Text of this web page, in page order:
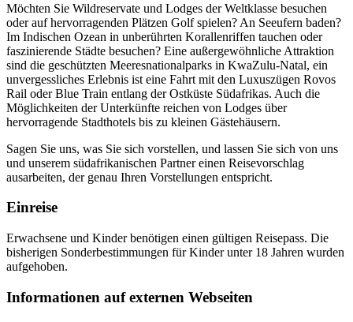
Möchten Sie Wildreservate und Lodges der Weltklasse besuchen
oder auf hervorragenden Plätzen Golf spielen? An Seeufern baden?
Im Indischen Ozean in unberührten Korallenriffen tauchen oder
faszinierende Städte besuchen? Eine außergewöhnliche Attraktion
sind die geschützten Meeresnationalparks in KwaZulu-Natal, ein
unvergessliches Erlebnis ist eine Fahrt mit den Luxuszügen Rovos
Rail oder Blue Train entlang der Ostküste Südafrikas. Auch die
Möglichkeiten der Unterkünfte reichen von Lodges über
hervorragende Stadthotels bis zu kleinen Gästehäusern.
Sagen Sie uns, was Sie sich vorstellen, und lassen Sie sich von uns
und unserem südafrikanischen Partner einen Reisevorschlag
ausarbeiten, der genau Ihren Vorstellungen entspricht.
Einreise
Erwachsene und Kinder benötigen einen gültigen Reisepass. Die
bisherigen Sonderbestimmungen für Kinder unter 18 Jahren wurden
aufgehoben.
Informationen auf externen Webseiten